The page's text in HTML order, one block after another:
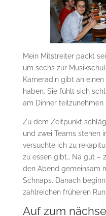
Mein Mitstreiter packt
um sechs zur
Kameradin gibt an
haben. Sie fühlt sich
am Dinner
Zu dem Zeitpunkt
und zwei Teams stehen
versuchte ich zu
zu essen gibt… Na gut –
den Abend gemeinsam
Schnaps. Danach
zahlreichen früheren
Auf zum